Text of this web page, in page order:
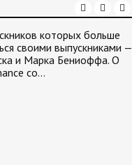
которых больше
своими выпускниками —
и Марка Бениоффа. О
со…